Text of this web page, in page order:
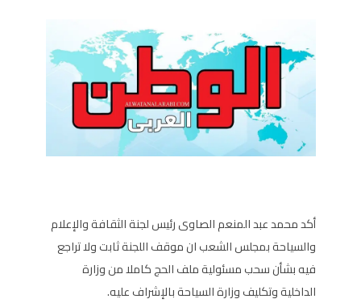
أكد محمد عبد المنعم الصاوى رئيس لجنة الثقافة والإعلام
والسياحة بمجلس الشعب ان موقف اللجنة ثابت ولا تراجع
فيه بشأن سحب مسئولية ملف الحج كاملا من وزارة
الداخلية وتكليف وزارة السياحة بالإشراف عليه.